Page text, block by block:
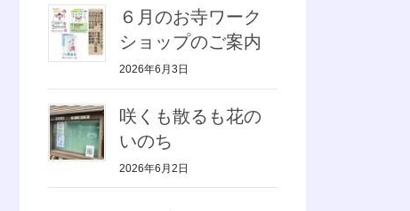
６月のお寺ワーク
ショップのご案内
2026年6月3日
咲くも散るも花の
いのち
2026年6月2日